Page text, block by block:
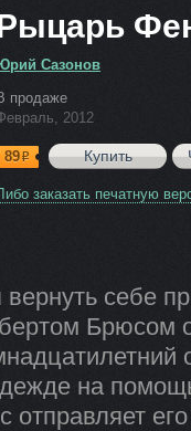
Сазонов
продаже
2012
89р Купить
заказать печатную
себе
Брюсом
на